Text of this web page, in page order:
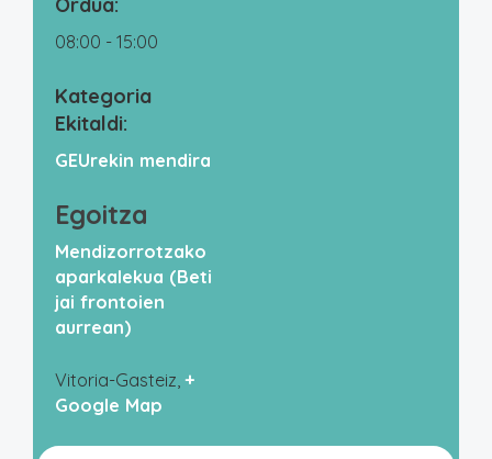
08:00 - 15:00
Kategoria
Ekitaldi:
GEUrekin mendira
Egoitza
Mendizorrotzako
aparkalekua (Beti
jai frontoien
aurrean)
Vitoria-Gasteiz, +
Google Map